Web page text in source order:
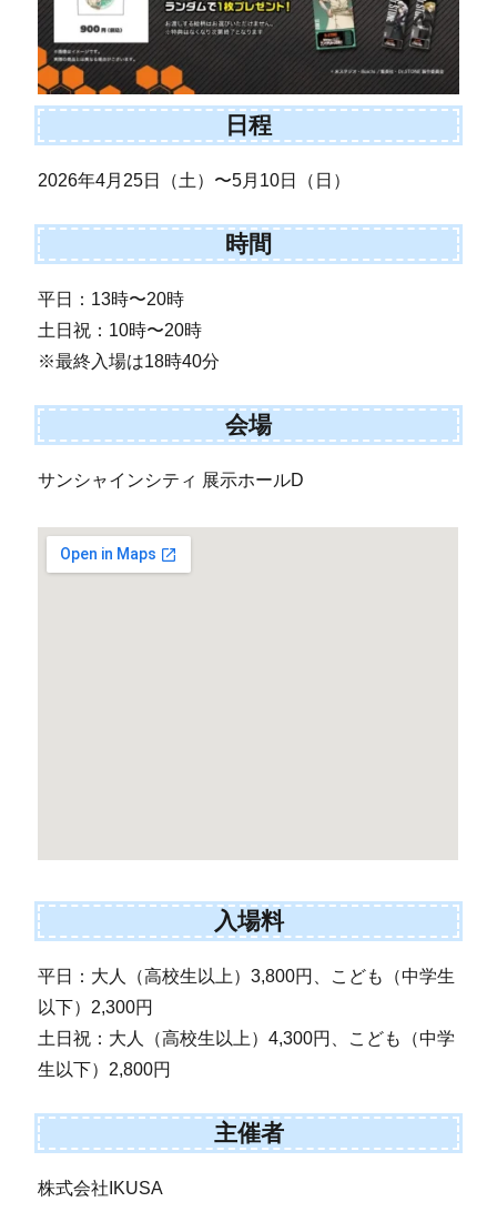
日程
2026年4月25日（土）〜5月10日（日）
時間
平日：13時〜20時
土日祝：10時〜20時
※最終入場は18時40分
会場
サンシャインシティ 展示ホールD
入場料
平日：大人（高校生以上）3,800円、こども（中学生
以下）2,300円
土日祝：大人（高校生以上）4,300円、こども（中学
生以下）2,800円
主催者
株式会社IKUSA